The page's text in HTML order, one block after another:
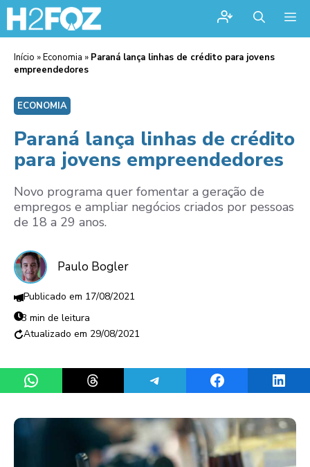
Início »Economia » Paraná lança linhas de crédito para jovens
empreendedores
ECONOMIA
Paraná lança linhas de crédito
para jovens empreendedores
Novo programa quer fomentar a geração de
empregos e ampliar negócios criados por pessoas
de 18 a 29 anos.
Paulo Bogler
17/08/2021
3 min de leitura
29/08/2021
Share on WhatsAppShare on ThreadsShare on TelegramShare on Facebook